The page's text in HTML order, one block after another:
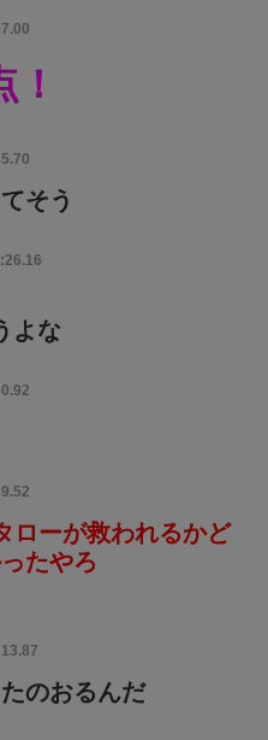
そう
よな
ローが救われるかど
たやろ
のおるんだ